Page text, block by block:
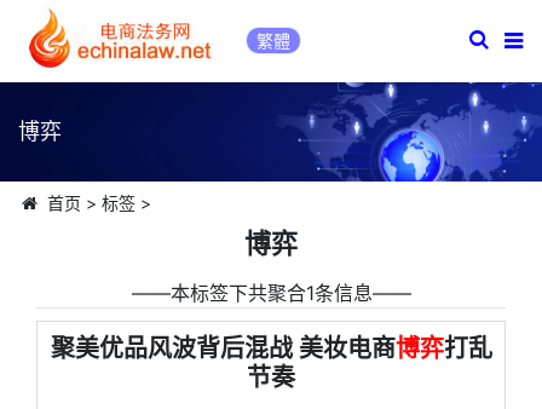
繁體
博弈
首页 > 标签>
博弈
――本标签下共聚合1条信息――
聚美优品风波背后混战 美妆电商博弈打乱
节奏